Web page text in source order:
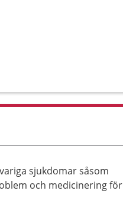
sjukdomar såsom
och medicinering för